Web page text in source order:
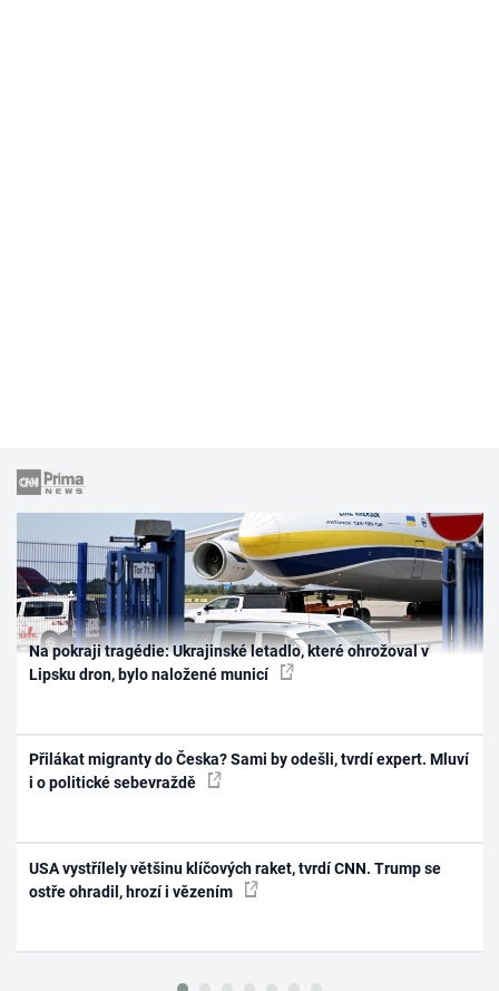
Na pokraji tragédie: Ukrajinské letadlo, které ohrožoval v
Lipsku dron, bylo naložené municí
Přilákat migranty do Česka? Sami by odešli, tvrdí expert. Mluví
i o politické sebevraždě
USA vystřílely většinu klíčových raket, tvrdí CNN. Trump se
ostře ohradil, hrozí i vězením